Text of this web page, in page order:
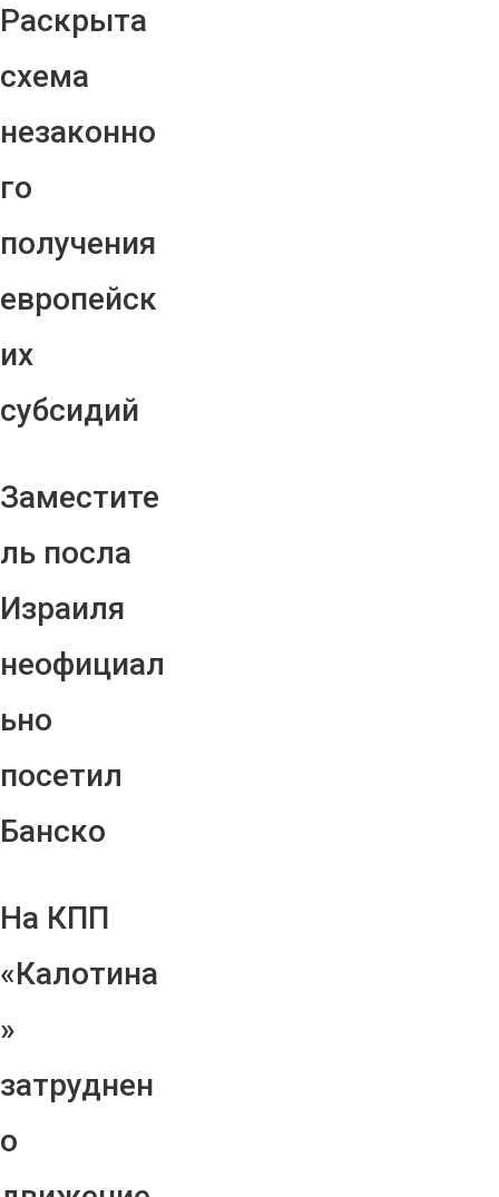
Раскрыта
схема
незаконно
го
получения
европейск
их
субсидий
Заместите
ль посла
Израиля
неофициал
ьно
посетил
Банско
На КПП
«Калотина
»
затруднен
о